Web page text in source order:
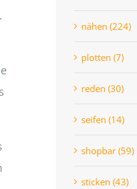
nähen (224)
plotten (7)
reden (30)
seifen (14)
shopbar (59)
sticken (43)